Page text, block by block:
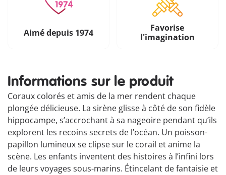
Aimé depuis 1974
Favorise
l'imagination
Informations sur le produit
Coraux colorés et amis de la mer rendent chaque
plongée délicieuse. La sirène glisse à côté de son fidèle
hippocampe, s’accrochant à sa nageoire pendant qu’ils
explorent les recoins secrets de l’océan. Un poisson-
papillon lumineux se clipse sur le corail et anime la
scène. Les enfants inventent des histoires à l’infini lors
de leurs voyages sous-marins. Étincelant de fantaisie et